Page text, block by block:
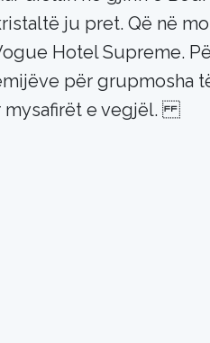
ju pret. Që në
Hotel Supreme.
për grupmosha
mysafirët e vegjël.